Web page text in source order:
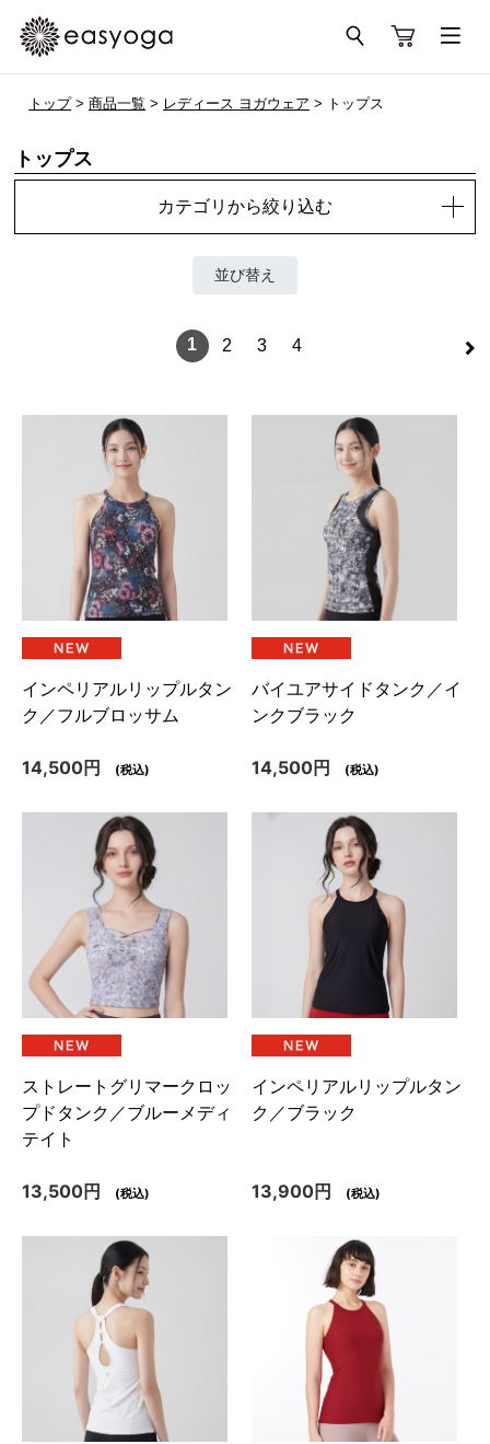
トップ>商品一覧 > レディース ヨガウェア > トップス
トップス
カテゴリから絞り込む
並び替え
>
1 2 3 4
インペリアルリップルタン
ク／フルブロッサム
14,500円 (税込)
バイユアサイドタンク／イ
ンクブラック
14,500円 (税込)
ストレートグリマークロッ
プドタンク／ブルーメディ
テイト
13,500円 (税込)
インペリアルリップルタン
ク／ブラック
13,900円 (税込)